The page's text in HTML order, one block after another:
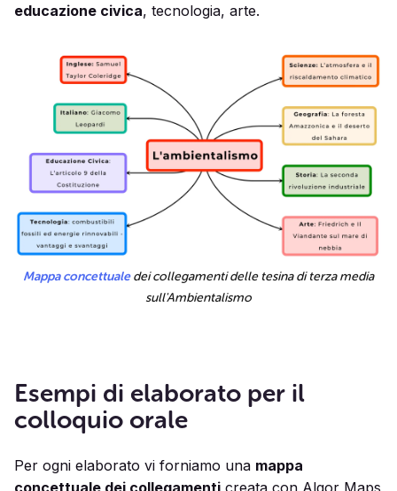
educazione civica, tecnologia, arte.
Mappa concettualedei collegamenti delle tesina di terza media
sull'Ambientalismo
Esempi di elaborato per il
colloquio orale
Per ogni elaborato vi forniamo una mappa